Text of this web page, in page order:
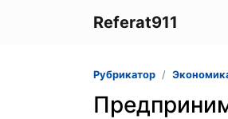
Referat911
Рубрикатор